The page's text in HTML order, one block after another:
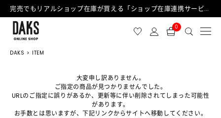
完売でもリアルショップ在庫が買える「ショップ在庫連携サービス」が日中もご利用可能になりました！
0
DAKS ITEM
大変申し訳ありません。
ご指定の商品が見つかりませんでした。
URLのご指定に誤りがあるか、更新等に伴い削除されてしまった可能性
があります。
お手数とは思いますが、下記リンクからサイトへ移動してください。